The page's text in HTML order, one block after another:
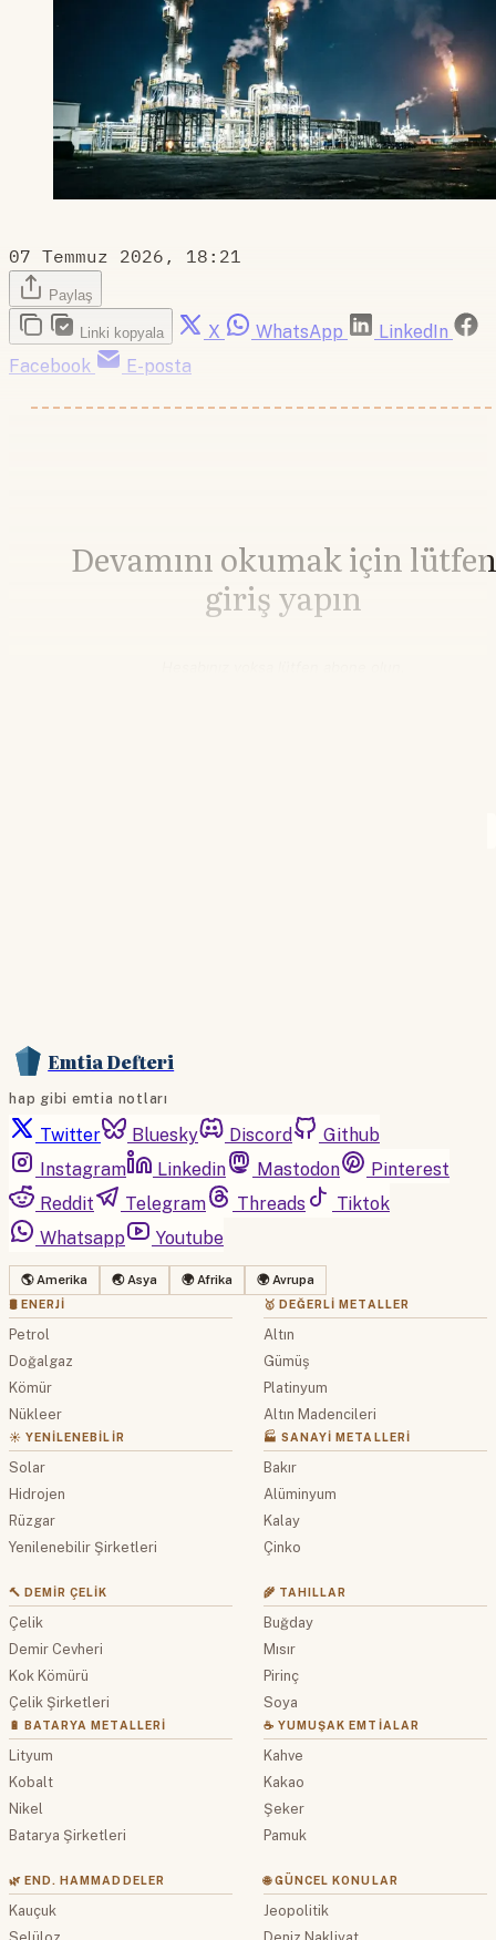
07 Temmuz 2026, 18:21
Paylaş
Linki kopyala X WhatsApp
LinkedIn
Facebook
E-posta
Devamını okumak için lütfen
giriş yapın
Emtia Defteri
hap gibi emtia notları
Twitter Bluesky Discord
Github
Instagram
Linkedin Mastodon
Pinterest
Reddit
Telegram Threads
Tiktok
Whatsapp
Youtube
🌎 Amerika 🌏 Asya 🌍 Afrika 🌍 Avrupa
🛢 ENERJI
Petrol
Doğalgaz
Kömür
Nükleer
☀️ YENILENEBILIR
Solar
Hidrojen
Rüzgar
Yenilenebilir Şirketleri
🥇 DEĞERLI METALLER
Altın
Gümüş
Platinyum
Altın Madencileri
🏭 SANAYI METALLERI
Bakır
Alüminyum
Kalay
Çinko
🔨 DEMIR ÇELIK
Çelik
Demir Cevheri
Kok Kömürü
Çelik Şirketleri
🔋 BATARYA METALLERI
Lityum
Kobalt
Nikel
Batarya Şirketleri
🌾 TAHILLAR
Buğday
Mısır
Pirinç
Soya
☕ YUMUŞAK EMTIALAR
Kahve
Kakao
Şeker
Pamuk
🌿 END. HAMMADDELER
Kauçuk
🌐 GÜNCEL KONULAR
Jeopolitik